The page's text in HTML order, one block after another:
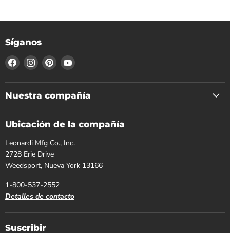
Síganos
Encuéntrenos
en
Facebook
Encuéntrenos
en
Instagram
Encuéntrenos
en
Pinterest
Encuéntrenos
YouTube
Nuestra compañía
Ubicación de la compañía
Leonardi Mfg Co., Inc.
2728 Erie Drive
Weedsport, Nueva York 13166
1-800-537-2552
Detalles de contacto
Suscribir